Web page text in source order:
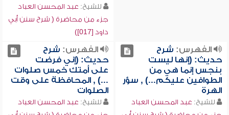
للشيخ: عبد المحسن العباد
جزء من محاضرة ( شرح سنن أبي
داود [017])
الفهرس: شرح
حديث: (إنها ليست
بنجس إنما هي من
الطوافين عليكم...) , سؤر
الهرة
للشيخ: عبد المحسن العباد
الفهرس: شرح
حديث: (إني فرضت
على أمتك خمس صلوات
...) , المحافظة على وقت
الصلوات
للشيخ: عبد المحسن العباد